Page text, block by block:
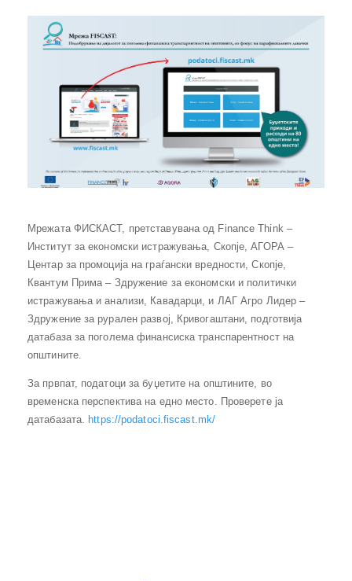
Мрежата ФИСКАСТ, претставувана од Finance Think –
Институт за економски истражувања, Скопје, АГОРА –
Центар за промоција на граѓански вредности, Скопје,
Квантум Прима – Здружение за економски и политички
истражувања и анализи, Кавадарци, и ЛАГ Агро Лидер –
Здружение за рурален развој, Кривогаштани, подготвија
датабаза за поголема финансиска транспарентност на
општините.
За првпат, податоци за буџетите на општините, во
временска перспектива на едно место. Проверете ја
датабазата. https://podatoci.fiscast.mk/